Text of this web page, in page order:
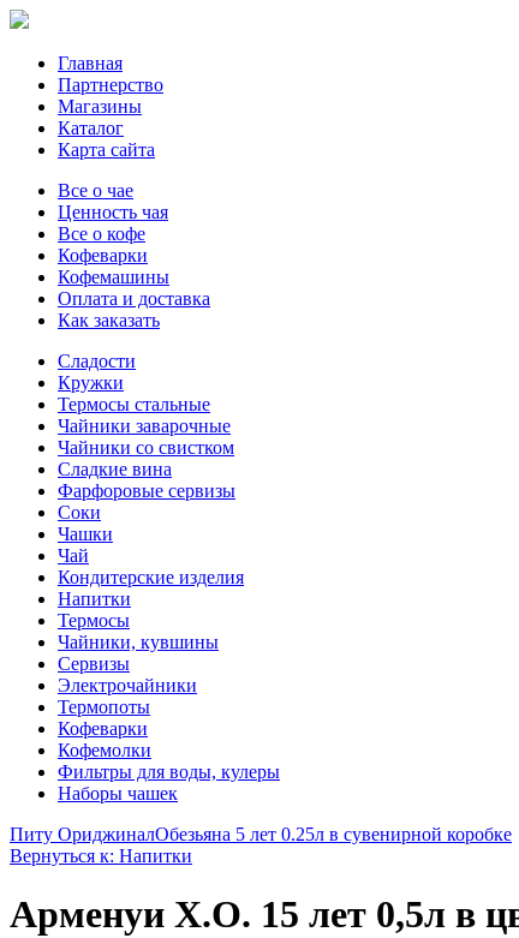
Главная
Партнерство
Магазины
Каталог
Карта сайта
Все о чае
Ценность чая
Все о кофе
Кофеварки
Кофемашины
Оплата и доставка
Как заказать
Сладости
Кружки
Термосы стальные
Чайники заварочные
Чайники со свистком
Сладкие вина
Фарфоровые сервизы
Соки
Чашки
Чай
Кондитерские изделия
Напитки
Термосы
Чайники, кувшины
Сервизы
Электрочайники
Термопоты
Кофеварки
Кофемолки
Фильтры для воды, кулеры
Наборы чашек
Питу ОриджиналОбезьяна 5 лет 0.25л в сувенирной коробке
Вернуться к: Напитки
Арменуи X.O. 15 лет 0,5л в